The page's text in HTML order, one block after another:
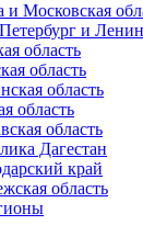
и Московская
и
область
область
область
область
область
Дагестан
край
область